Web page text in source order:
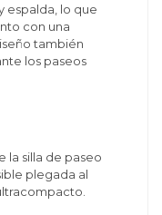
espalda, lo que
con una
también
los paseos